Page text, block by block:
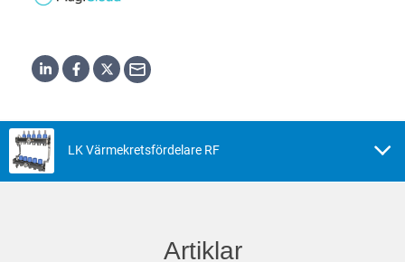
LK Värmekretsfördelare RF
Artiklar